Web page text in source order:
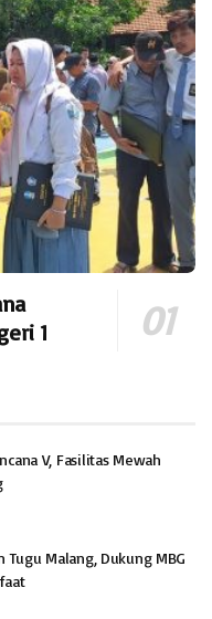
1
V, Fasilitas Mewah
Malang, Dukung MBG